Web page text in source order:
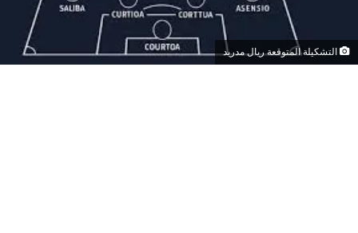
التشكيلة المتوقعة ريال مدريد